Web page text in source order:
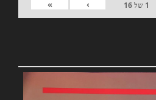
1 של16
›
»